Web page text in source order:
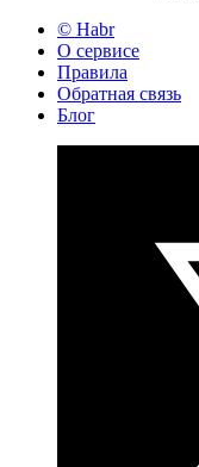
© Habr
О сервисе
Правила
Обратная связь
Блог